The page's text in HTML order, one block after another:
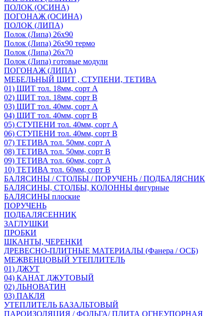
ПОЛОК (ОСИНА)
ПОГОНАЖ (ОСИНА)
ПОЛОК (ЛИПА)
Полок (Липа) 26х90
Полок (Липа) 26х90 термо
Полок (Липа) 26х70
Полок (Липа) готовые модули
ПОГОНАЖ (ЛИПА)
МЕБЕЛЬНЫЙ ЩИТ , СТУПЕНИ, ТЕТИВА
01) ЩИТ тол. 18мм, сорт А
02) ЩИТ тол. 18мм, сорт В
03) ЩИТ тол. 40мм, сорт А
04) ЩИТ тол. 40мм, сорт В
05) СТУПЕНИ тол. 40мм, сорт А
06) СТУПЕНИ тол. 40мм, сорт В
07) ТЕТИВА тол. 50мм, сорт А
08) ТЕТИВА тол. 50мм, сорт В
09) ТЕТИВА тол. 60мм, сорт А
10) ТЕТИВА тол. 60мм, сорт В
БАЛЯСИНЫ / СТОЛБЫ / ПОРУЧЕНЬ / ПОДБАЛЯСНИК
БАЛЯСИНЫ, СТОЛБЫ, КОЛОННЫ фигурные
БАЛЯСИНЫ плоские
ПОРУЧЕНЬ
ПОДБАЛЯСЕННИК
ЗАГЛУШКИ
ПРОБКИ
ШКАНТЫ, ЧЕРЕНКИ
ДРЕВЕСНО-ПЛИТНЫЕ МАТЕРИАЛЫ (Фанера / ОСБ)
МЕЖВЕНЦОВЫЙ УТЕПЛИТЕЛЬ
01) ДЖУТ
04) КАНАТ ДЖУТОВЫЙ
02) ЛЬНОВАТИН
03) ПАКЛЯ
УТЕПЛИТЕЛЬ БАЗАЛЬТОВЫЙ
ПАРОИЗОЛЯЦИЯ / ФОЛЬГА/ ПЛИТА ОГНЕУПОРНАЯ